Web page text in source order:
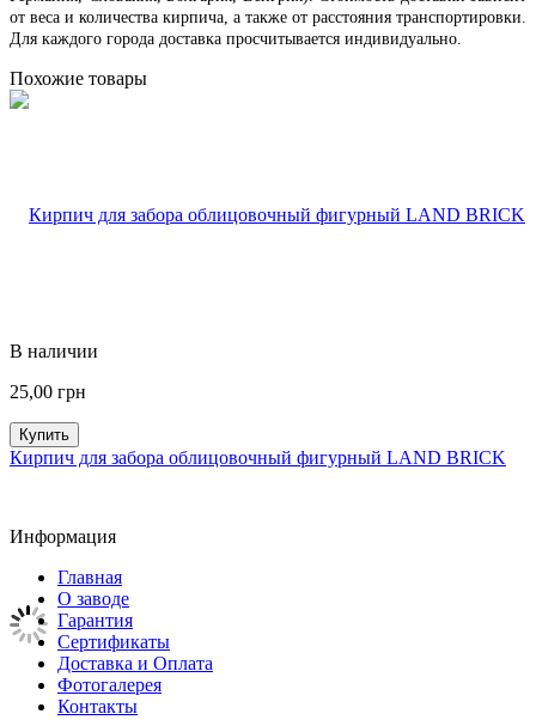
от веса и количества кирпича, а также от расстояния транспортировки.
Для каждого города доставка просчитывается индивидуально.
Похожие товары
В наличии
25,00 грн
Купить
Кирпич для забора облицовочный фигурный LAND BRICK
Информация
Главная
О заводе
Гарантия
Сертификаты
Доставка и Оплата
Фотогалерея
Контакты